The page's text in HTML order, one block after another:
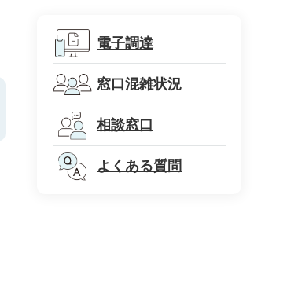
電子調達
窓口混雑状況
相談窓口
よくある質問